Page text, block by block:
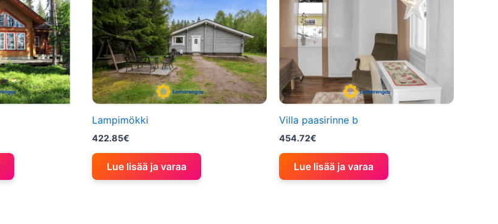
Lampimökki
422.85€
Lue lisää ja varaa
Villa paasirinne b
454.72€
Lue lisää ja varaa